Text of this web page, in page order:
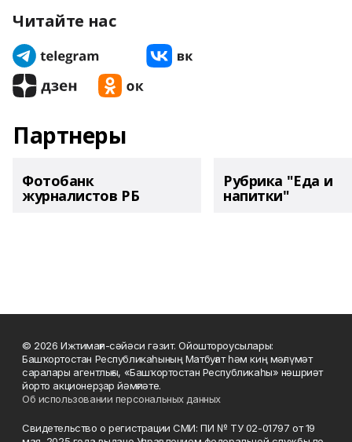
Читайте нас
Партнеры
Фотобанк
журналистов РБ
Рубрика "Еда и
напитки"
© 2026 Ижтимағи-сәйәси гәзит. Ойоштороусылары:
Башҡортостан Республикаһының Матбуғат һәм киң мәғлүмәт
саралары агентлығы, «Башҡортостан Республикаһы» нәшриәт
йорто акционерҙар йәмғиәте.
Об использовании персональных данных
Свидетельство о регистрации СМИ: ПИ № ТУ 02-01797 от 19